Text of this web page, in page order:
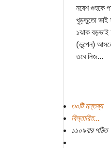
নরেশ গুহকে
খুড়তুতো ভাই
১ঝাক বড়ভাই
(ভুপেন)
তবে নিজ...
৩০টি মন্তব্য
বিস্তারিত...
১১০৯বার পঠিত